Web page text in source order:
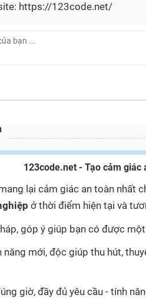
https://123code.net/
123code.net - Tạo cảm
lại cảm giác an toàn nhất
ở thời điểm hiện tại và
góp ý giúp bạn có được
năng mới, độc giúp thu hút,
giờ, đầy đủ yêu cầu - tính